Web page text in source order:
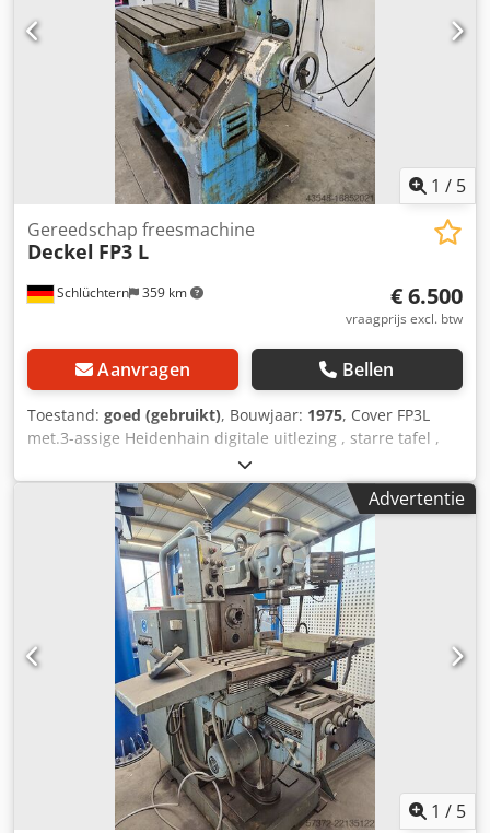
1 / 5
Schlüchtern 359 km
Gereedschap freesmachine
Deckel FP3 L
€ 6.500
vraagprijs excl. btw
Aanvragen Bellen
Toestand: goed (gebruikt), Bouwjaar: 1975, Cover FP3L
met.3-assige Heidenhain digitale uitlezing , starre tafel ,
verticale freeskop , SK 40 S20x2 spindelbevestiging . Goede
werkende staat. Klaar voor demonstratie onder stroom in
overleg. Cjdpsuclbzofx Am Horf
Advertentie
1 / 5